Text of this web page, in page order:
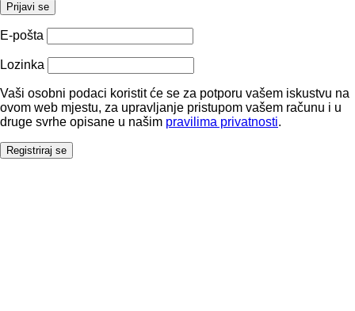
Prijavi se
E-pošta
Lozinka
Vaši osobni podaci koristit će se za potporu vašem iskustvu na
ovom web mjestu, za upravljanje pristupom vašem računu i u
druge svrhe opisane u našim pravilima privatnosti.
Registriraj se